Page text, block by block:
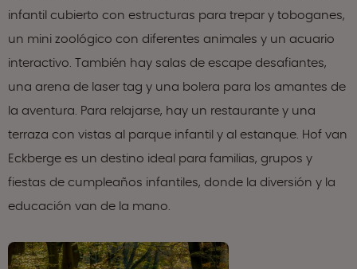
infantil cubierto con estructuras para trepar y toboganes,
un mini zoológico con diferentes animales y un acuario
interactivo. También hay salas de escape desafiantes,
una arena de laser tag y una bolera para los amantes de
la aventura. Para relajarse, hay un restaurante y una
terraza con vistas al parque infantil y al estanque. Hof van
Eckberge es un destino ideal para familias, grupos y
fiestas de cumpleaños infantiles, donde la diversión y la
educación van de la mano.